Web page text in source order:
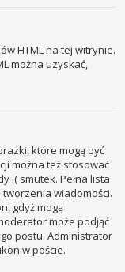
HTML na tej witrynie.
można uzyskać,
które mogą być
można też stosować
:( smutek. Pełna lista
wiadomości.
gdyż mogą
może podjąć
postu. Administrator
w poście.